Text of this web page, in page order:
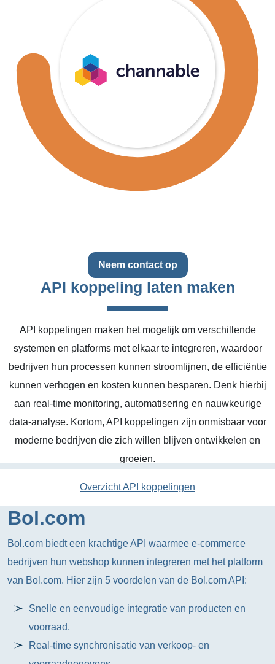
Neem contact op
API koppeling laten maken
API koppelingen maken het mogelijk om verschillende
systemen en platforms met elkaar te integreren, waardoor
bedrijven hun processen kunnen stroomlijnen, de efficiëntie
kunnen verhogen en kosten kunnen besparen. Denk hierbij
aan real-time monitoring, automatisering en nauwkeurige
data-analyse. Kortom, API koppelingen zijn onmisbaar voor
moderne bedrijven die zich willen blijven ontwikkelen en
groeien.
Overzicht API koppelingen
Bol.com
Bol.com biedt een krachtige API waarmee e-commerce
bedrijven hun webshop kunnen integreren met het platform
van Bol.com. Hier zijn 5 voordelen van de Bol.com API:
Snelle en eenvoudige integratie van producten en
voorraad.
Real-time synchronisatie van verkoop- en